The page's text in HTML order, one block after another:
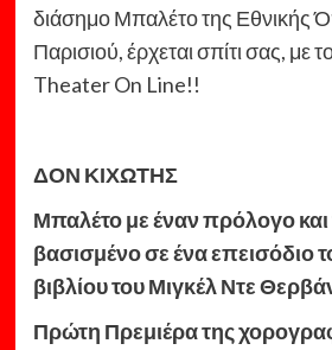
διάσημο Μπαλέτο της Εθνικής
Παρισιού, έρχεται σπίτι σας, με
Theater On Line!!
ΔΟΝ ΚΙΧΩΤΗΣ
Μπαλέτο με έναν πρόλογο και
βασισμένο σε ένα επεισόδιο
βιβλίου του Μιγκέλ Ντε
Πρώτη Πρεμιέρα της